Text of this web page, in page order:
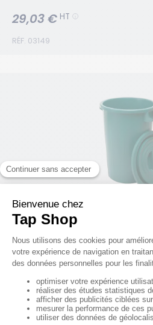
RÉF. 03149
29,03 € HT
Bac plastique rond Vert 100 litres
RÉF. 03151
38,54 € HT